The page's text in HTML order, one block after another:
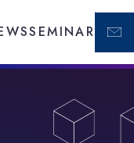
SEMINAR